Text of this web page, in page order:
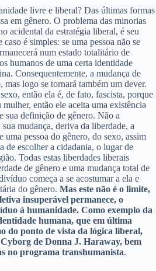
livre e liberal? Das últimas formas
em gênero. O problema das minorias
acidental da estratégia liberal, é seu
é simples: se uma pessoa não se
num estado totalitário de
humanos de uma certa identidade
Consequentemente, a mudança de
mas logo se tornará também um dever.
então ela é, de fato, fascista, porque
então ele aceita uma existência
sua definição de gênero. Não a
mudança, deriva da liberdade, a
uma pessoa do gênero, do sexo, assim
de escolher a cidadania, o lugar de
Todas estas liberdades liberais
de gênero e uma mudança total de
começa a se acostumar a ela e
do gênero. Mas este não é o limite,
insuperável permanece, o
à humanidade. Como exemplo da
humana, que em última
do ponto de vista da lógica liberal,
de Donna J. Haraway, bem
no programa transhumanista.